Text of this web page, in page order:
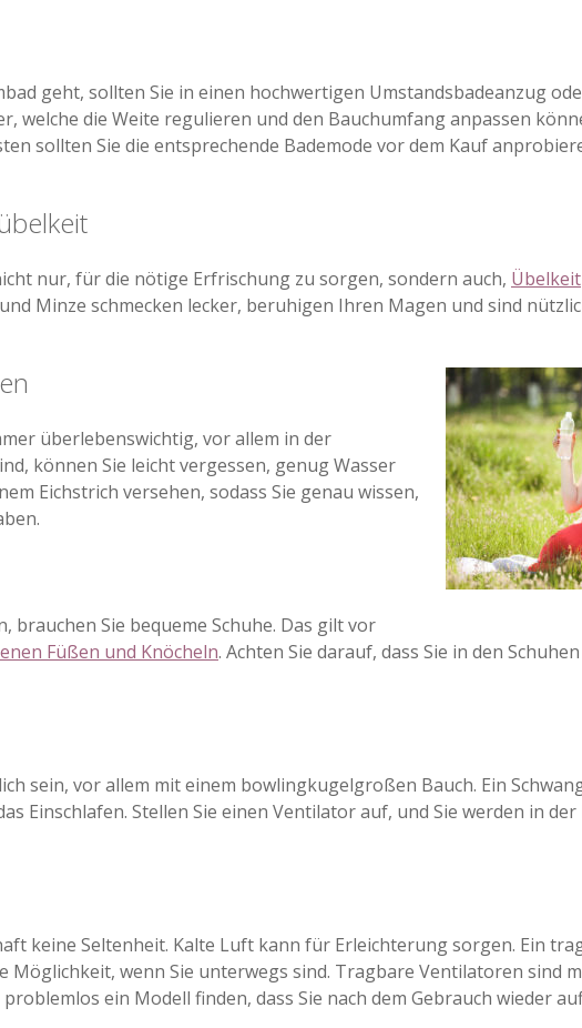
geht, sollten Sie in einen hochwertigen Umstandsbadeanzug
welche die Weite regulieren und den Bauchumfang anpassen
sollten Sie die entsprechende Bademode vor dem Kauf
nur, für die nötige Erfrischung zu sorgen, sondern auch, Übelkeit
Minze schmecken lecker, beruhigen Ihren Magen und sind
überlebenswichtig, vor allem in der
können Sie leicht vergessen, genug Wasser
Eichstrich versehen, sodass Sie genau wissen,
brauchen Sie bequeme Schuhe. Das gilt vor
Füßen und Knöcheln. Achten Sie darauf, dass Sie in den
sein, vor allem mit einem bowlingkugelgroßen Bauch. Ein
Einschlafen. Stellen Sie einen Ventilator auf, und Sie werden in
keine Seltenheit. Kalte Luft kann für Erleichterung sorgen. Ein
Möglichkeit, wenn Sie unterwegs sind. Tragbare Ventilatoren sind
ein Modell finden, dass Sie nach dem Gebrauch wieder